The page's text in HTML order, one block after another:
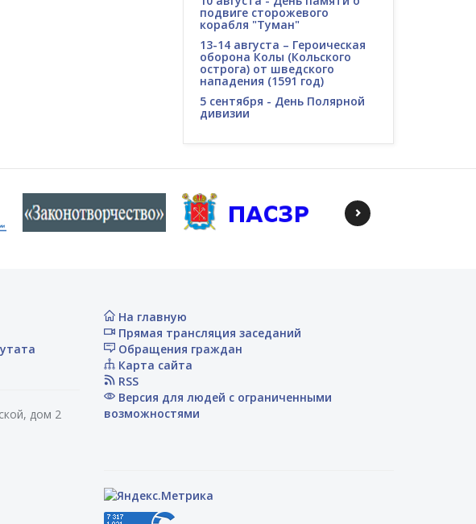
подвиге сторожевого
корабля "Туман"
13-14 августа – Героическая
оборона Колы (Кольского
острога) от шведского
нападения (1591 год)
5 сентября - День Полярной
дивизии
дом 2
На главную
Прямая трансляция заседаний
Обращения граждан
Карта сайта
RSS
Версия для людей с ограниченными
возможностями